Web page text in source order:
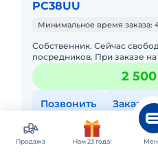
PC38UU
Минимальное время заказа:
Собственник. Сейчас
посредников. При заказе
скидки. Подача в день
Наличный и без
2
Позвонить Заказать
Продажа Нам 23 года!